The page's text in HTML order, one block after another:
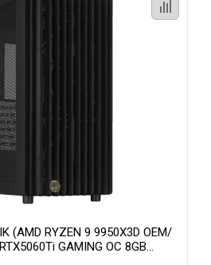
(AMD RYZEN 9 9950X3D OEM/
GAMING OC 8GB
ТБ SSD)